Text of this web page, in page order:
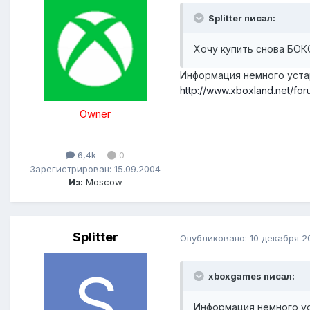
Owner
6,4k
0
Зарегистрирован: 15.09.2004
Из: Moscow
Splitter писал:
Хочу купить снова
Информация немного
http://www.xboxland.net/
Splitter Опубликовано: 10 декабря
xboxgames писал:
Информация немного